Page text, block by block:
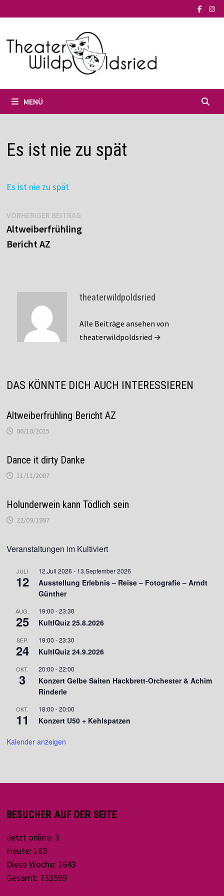
Inhalt
MENÜ
Es ist nie zu spät
Es ist nie zu spät
Beitragsnavigation
VORHERIGER BEITRAGVorheriger
Beitrag:
Altweiberfrühling
Bericht AZ
theaterwildpoldsried
Alle Beiträge ansehen von
theaterwildpoldsried →
DAS KÖNNTE DICH AUCH INTERESSIEREN
Altweiberfrühling Bericht AZ
06/10/2015
Dance it dirty Danke
11/11/2007
Holunderwein kann Tödlich sein
22/09/1997
Veranstaltungen im Kultiviert
JULI
12
12.Juli 2026 - 13.September 2026
Ausstellung Erlebnis – Reise – Fotografie – Arndt
Günther
AUG.
25
19:00 -23:30
KultIQuiz 25.8.2026
SEP.
24
19:00 -23:30
KultIQuiz 24.9.2026
OKT.
3
20:00 -22:00
Konzert Gelbe Saiten Hackbrett-Orchester & Achim
Rinderle
OKT.
11
18:00 -20:00
Konzert U50 + Kehlspatzen
Kalender anzeigen
BESUCHER AUF DER SEITE
Jetzt online: 3
Heute: 185
Diese Woche: 2643
Gesamt: 733599